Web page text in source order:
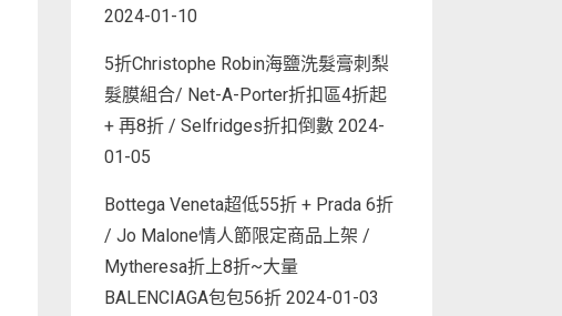
2024-01-10
5折Christophe Robin海鹽洗髮膏刺梨
髮膜組合/ Net-A-Porter折扣區4折起
+ 再8折 / Selfridges折扣倒數 2024-
01-05
Bottega Veneta超低55折 + Prada 6折
/ Jo Malone情人節限定商品上架 /
Mytheresa折上8折~大量
BALENCIAGA包包56折 2024-01-03